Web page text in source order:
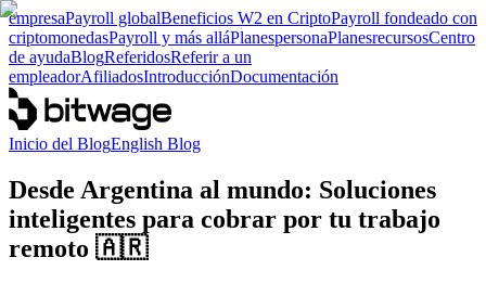
empresaPayroll globalBeneficios W2 en CriptoPayroll fondeado con
criptomonedasPayroll y más alláPlanespersonaPlanesrecursosCentro
de ayudaBlogReferidosReferir a un
empleadorAfiliadosIntroducciónDocumentación
Inicio del BlogEnglish Blog
Desde Argentina al mundo: Soluciones
inteligentes para cobrar por tu trabajo
remoto 🇦🇷